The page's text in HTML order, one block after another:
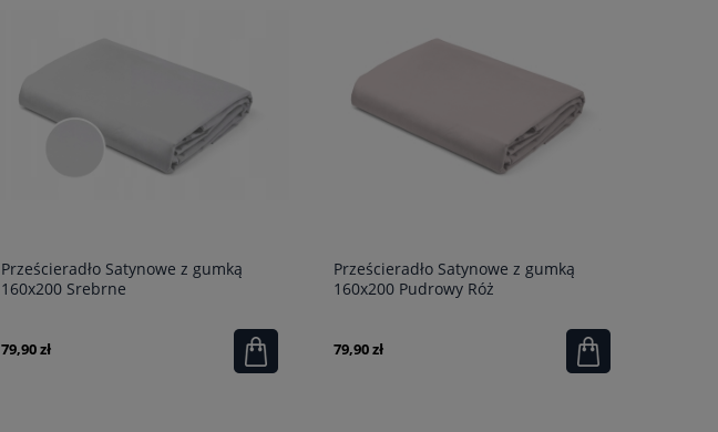
Prześcieradło Satynowe z gumką
160x200 Srebrne
79,90 zł
Prześcieradło Satynowe z gumką
160x200 Pudrowy Róż
79,90 zł